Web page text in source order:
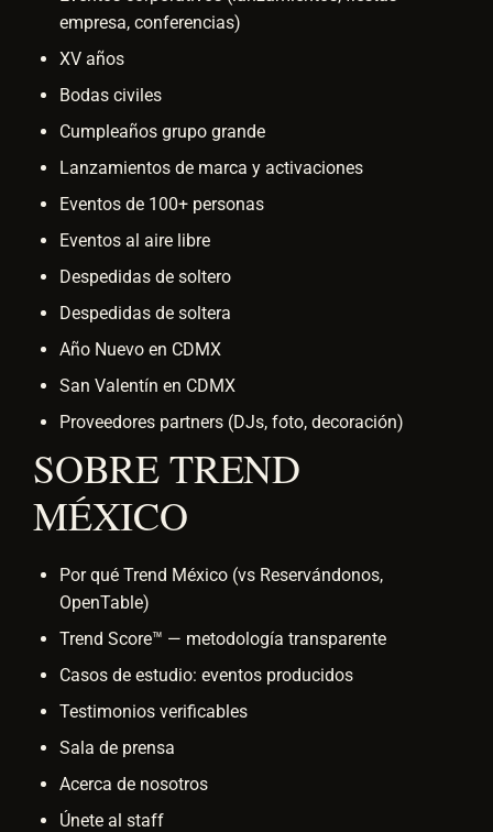
empresa, conferencias)
XV años
Bodas civiles
Cumpleaños grupo grande
Lanzamientos de marca y activaciones
Eventos de 100+ personas
Eventos al aire libre
Despedidas de soltero
Despedidas de soltera
Año Nuevo en CDMX
San Valentín en CDMX
Proveedores partners (DJs, foto, decoración)
SOBRE TREND
MÉXICO
Por qué Trend México (vs Reservándonos,
OpenTable)
Trend Score™ — metodología transparente
Casos de estudio: eventos producidos
Testimonios verificables
Sala de prensa
Acerca de nosotros
Únete al staff